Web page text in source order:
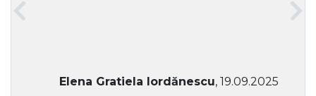
Elena Gratiela Iordănescu, 19.09.2025